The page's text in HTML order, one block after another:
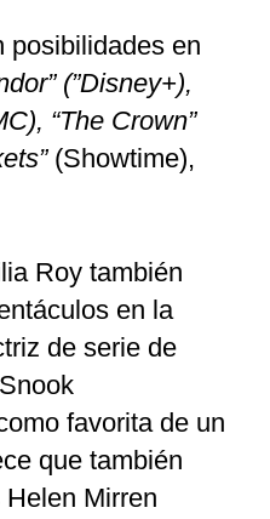
posibilidades en
(”Disney+),
“The Crown”
(Showtime),
Roy también
en la
de serie de
favorita de un
que también
Mirren